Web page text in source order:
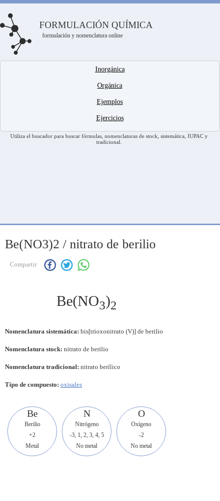
FORMULACIÓN QUÍMICA
formulación y nomenclatura online
Inorgánica
Orgánica
Ejemplos
Ejercicios
Utiliza el buscador para buscar fórmulas, nomenclaturas de stock, sistemática, IUPAC y
tradicional.
Be(NO3)2 / nitrato de berilio
Compartir
Be(NO3)2
Nomenclatura sistemática: bis[trioxonitrato (V)] de berilio
Nomenclatura stock: nitrato de berilio
Nomenclatura tradicional: nitrato berílico
Tipo de compuesto: oxisales
Be
Berilio
+2
Metal
N
Nitrógeno
-3, 1, 2, 3, 4, 5
No metal
O
Oxígeno
-2
No metal